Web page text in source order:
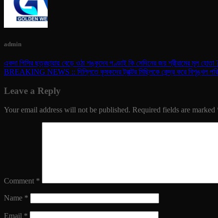
admin
একদা পিসির ছত্রছায়ায় বেড়ে ওঠা শঙ্কুদেব পণ্ডাই কি সেদিনের জয় শ্রীরামের মূল হোতা
BREAKING NEWS :: দিল্লিতে কৃষকদের ট্রাক্টর মিছিলকে কেন্দ্র করে বিশৃঙ্খল
Leave a Reply
Your email address will not be published. Required fields are marked
Comment *
Name *
Email *